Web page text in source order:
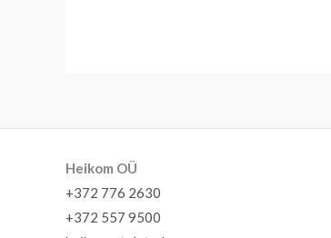
Heikom OÜ
+372 776 2630
+372 557 9500